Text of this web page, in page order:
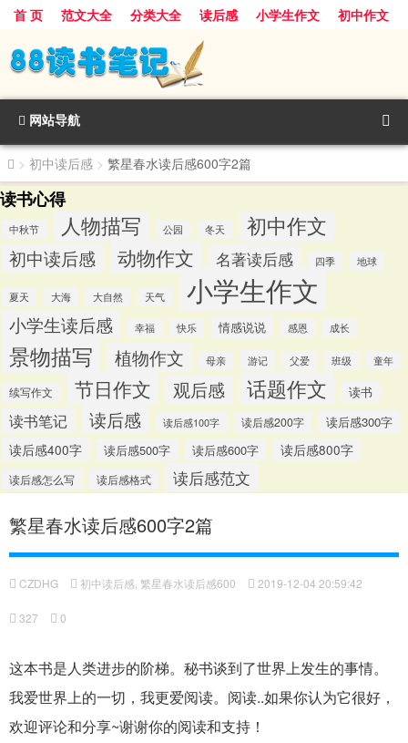
首 页 范文大全 分类大全 读后感 小学生作文
初中作文
景物描写
话题作文 人物描写
节日作文
网站导航
> 初中读后感 > 繁星春水读后感600字2篇
读书心得
中秋节 人物描写 公园 冬天 初中作文
初中读后感 动物作文 名著读后感 四季 地球
夏天 大海 大自然 天气 小学生作文
小学生读后感 幸福 快乐 情感说说 感恩 成长
景物描写 植物作文 母亲 游记 父爱 班级 童年
续写作文 节日作文 观后感 话题作文 读书
读书笔记 读后感 读后感100字 读后感200字 读后感300字
读后感400字 读后感500字 读后感600字 读后感800字
读后感怎么写 读后感格式 读后感范文
繁星春水读后感600字2篇
CZDHG 初中读后感 繁星春水读后感600 2019-12-04 20:59:42
327 0
这本书是人类进步的阶梯。秘书谈到了世界上发生的事情。
我爱世界上的一切，我更爱阅读。阅读..如果你认为它很好，
欢迎评论和分享~谢谢你的阅读和支持！